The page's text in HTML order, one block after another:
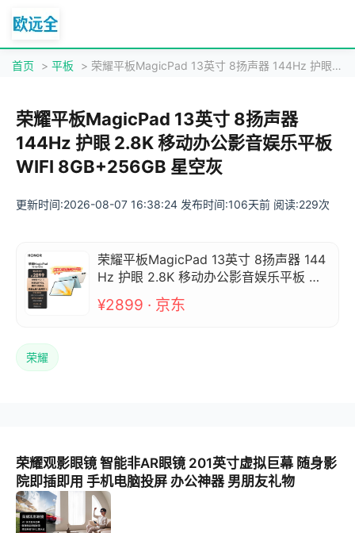
首页 > 平板 > 荣耀平板MagicPad 13英寸 8扬声器 144Hz 护眼 2.8K 移动办公影音娱乐平板 WIFI 8GB+256GB 星空灰
荣耀平板MagicPad 13英寸 8扬声器
144Hz 护眼 2.8K 移动办公影音娱乐平板
WIFI 8GB+256GB 星空灰
更新时间:2026-08-07 16:38:24 发布时间:106天前 阅读:229次
荣耀平板MagicPad 13英寸 8扬声器 144
Hz 护眼 2.8K 移动办公影音娱乐平板 WI
FI 8GB+256GB 星空灰
¥2899 · 京东
荣耀
荣耀观影眼镜 智能非AR眼镜 201英寸虚拟巨幕 随身影
院即插即用 手机电脑投屏 办公神器 男朋友礼物